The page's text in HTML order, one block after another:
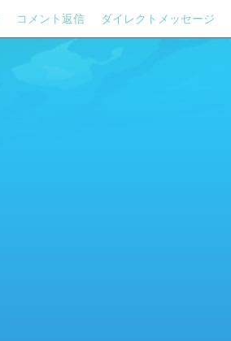
コメント返信 ダイレクトメッセージ